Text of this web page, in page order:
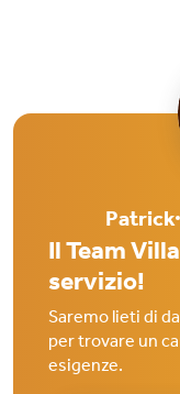
Patrick
Il Team
servizio!
Saremo lieti di
per trovare un
esigenze.